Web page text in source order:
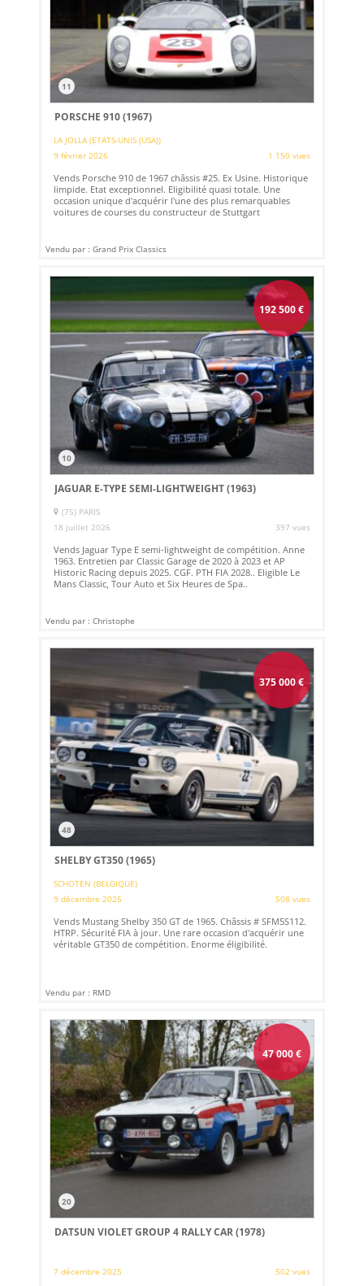
11
PORSCHE 910 (1967)
LA JOLLA (ETATS-UNIS (USA))
9 février 2026
1 150 vues
Vends Porsche 910 de 1967 châssis #25. Ex Usine. Historique
limpide. Etat exceptionnel. Eligibilité quasi totale. Une
occasion unique d'acquérir l'une des plus remarquables
voitures de courses du constructeur de Stuttgart
Vendu par : Grand Prix Classics
192 500€
10
JAGUAR E-TYPE SEMI-LIGHTWEIGHT (1963)
(75) PARIS
18 juillet 2026
397 vues
Vends Jaguar Type E semi-lightweight de compétition. Anne
1963. Entretien par Classic Garage de 2020 à 2023 et AP
Historic Racing depuis 2025. CGF. PTH FIA 2028.. Eligible Le
Mans Classic, Tour Auto et Six Heures de Spa..
Vendu par : Christophe
375 000€
48
SHELBY GT350 (1965)
SCHOTEN (BELGIQUE)
9 décembre 2025
508 vues
Vends Mustang Shelby 350 GT de 1965. Châssis # SFM5S112.
HTRP. Sécurité FIA à jour. Une rare occasion d'acquérir une
véritable GT350 de compétition. Enorme éligibilité.
Vendu par : RMD
47 000€
20
DATSUN VIOLET GROUP 4 RALLY CAR (1978)
7 décembre 2025 502 vues